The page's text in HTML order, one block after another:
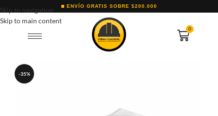
Skip to navigation
Skip to main content
ENVÍO GRATIS SOBRE $200.000
0
-35%